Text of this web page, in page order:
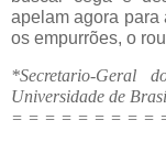
apelam agora para
os empurrões, o
*Secretario-Geral
Universidade de
= = = = = = = = =